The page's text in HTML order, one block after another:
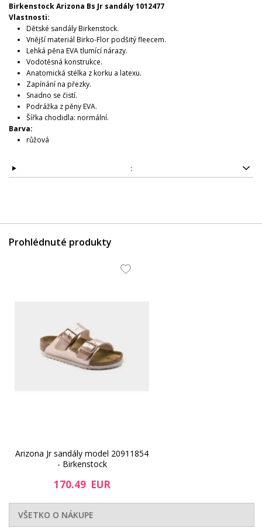
Birkenstock Arizona Bs Jr sandály 1012477
Vlastnosti:
Dětské sandály Birkenstock.
Vnější materiál Birko-Flor podšitý fleecem.
Lehká pěna EVA tlumící nárazy.
Vodotěsná konstrukce.
Anatomická stélka z korku a latexu.
Zapínání na přezky.
Snadno se čistí.
Podrážka z pěny EVA.
Šířka chodidla: normální.
Barva:
růžová
:
Prohlédnuté produkty
Arizona Jr sandály model 20911854
- Birkenstock
170.49 EUR
VŠETKO O NÁKUPE